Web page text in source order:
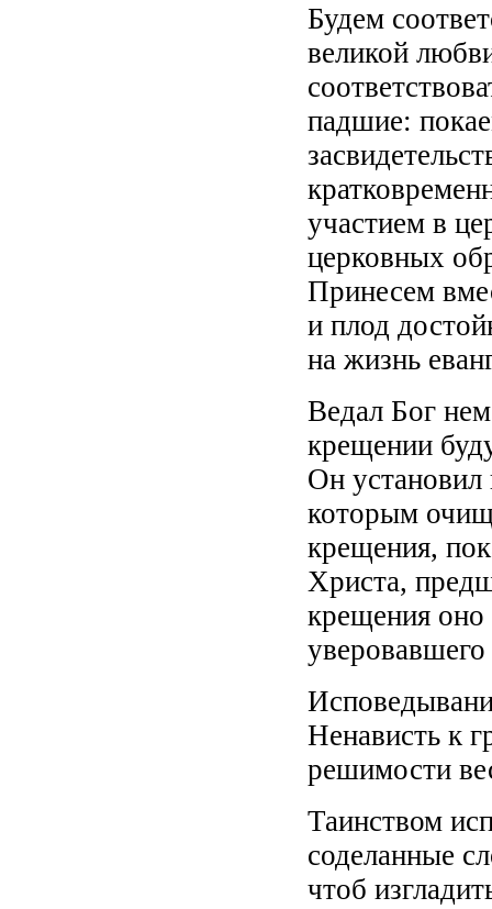
Будем
великой
падшие:
участием в
церковных
Принесем
и плод
на жизнь
Ведал Бог
крещении
Он установил
которым
крещения,
Христа,
крещения оно
Ненависть к
решимости
Таинством
соделанные
чтоб